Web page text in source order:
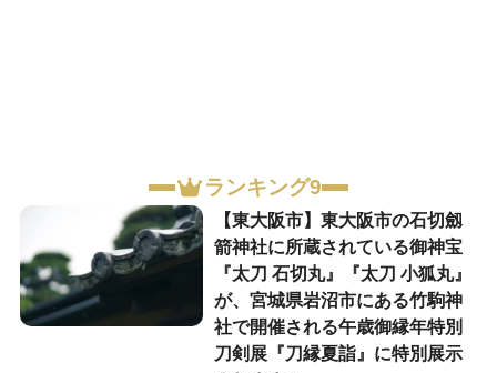
ランキング9
【東大阪市】東大阪市の石切劔
箭神社に所蔵されている御神宝
『太刀 石切丸』『太刀 小狐丸』
が、宮城県岩沼市にある竹駒神
社で開催される午歳御縁年特別
刀剣展『刀縁夏詣』に特別展示